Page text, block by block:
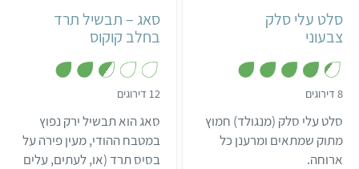
סלט עלי סלק
צבעוני
8 דירוגים
.
3
מ
ת
סלט עלי סלק (מנגולד) חמוץ
מתוק שמתאים ומרענן כל
ארוחה.
סאג – תבשיל תרד
בחלב קוקוס
12 דירוגים
.
7
מ
ת
ו
סאג הוא תבשיל ירק נפוץ
במטבח ההודי, מעין פירה על
בסיס תרד (או, לעתים, עלים